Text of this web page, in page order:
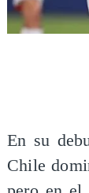
En su
Chile